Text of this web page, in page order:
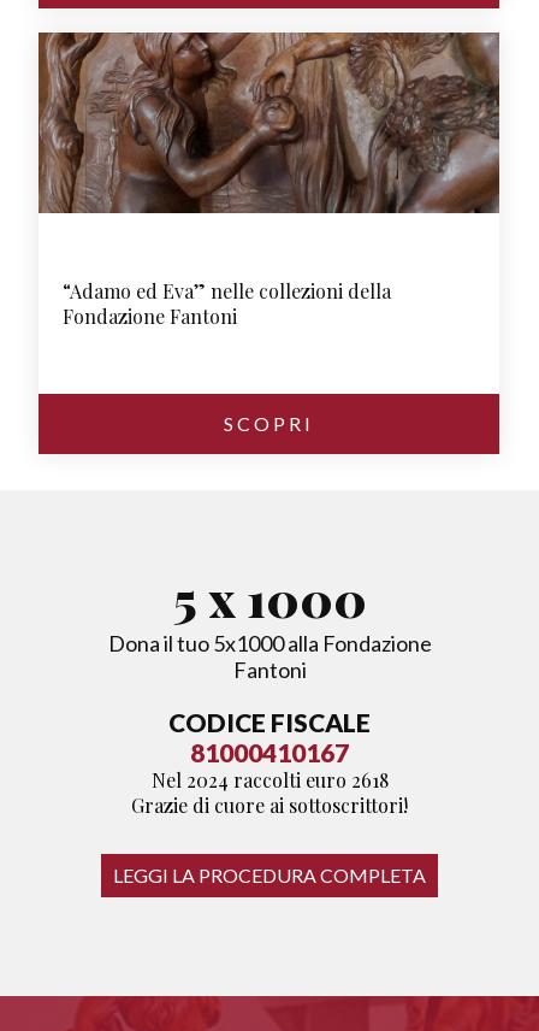
“Adamo ed Eva” nelle collezioni della
Fondazione Fantoni
SCOPRI
5x 1000
Dona il tuo 5x1000 alla Fondazione
Fantoni
CODICE FISCALE
81000410167
Nel 2024 raccolti euro 2618
Grazie di cuore ai sottoscrittori!
LEGGI LA PROCEDURA COMPLETA